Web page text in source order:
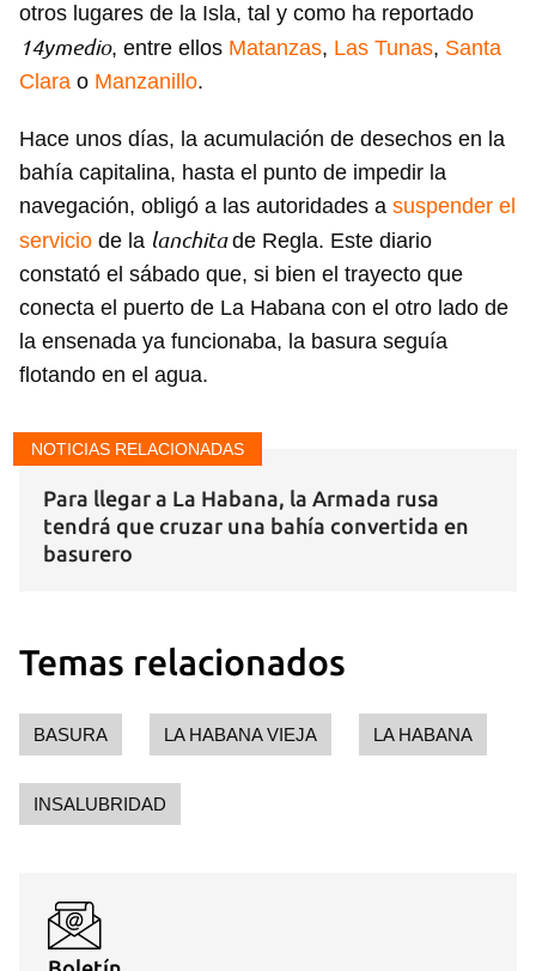
otros lugares de la Isla, tal y como ha reportado
14ymedio, entre ellos Matanzas, Las Tunas, Santa
Clara o Manzanillo.
Hace unos días, la acumulación de desechos en la
bahía capitalina, hasta el punto de impedir la
navegación, obligó a las autoridades a suspender el
servicio de la lanchitade Regla. Este diario
constató el sábado que, si bien el trayecto que
conecta el puerto de La Habana con el otro lado de
la ensenada ya funcionaba, la basura seguía
flotando en el agua.
NOTICIAS RELACIONADAS
Para llegar a La Habana, la Armada rusa
tendrá que cruzar una bahía convertida en
basurero
Temas relacionados
BASURA LA HABANA VIEJA LA HABANA
INSALUBRIDAD